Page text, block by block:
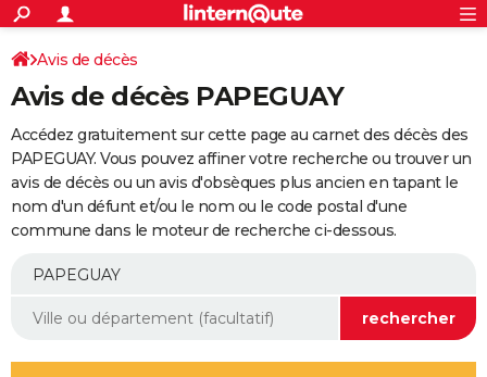
ACTUALITÉS
Politique
Société
Faits Divers
Education
Monde
Villes
+
SPORT
Coupe du monde 2026
Football
Tennis
Cyclisme
Rugby
Forum
Programme TV
TNT
Streaming
Cinéma
Sorties cinéma
Musique
+
FINANCE
Retraite
Epargne
Immobilier
Risques naturels par ville
Banque
Assurance
AUTO
Essais
Réserver un essai
Citadines
Berlines
SUV
Forum auto
+
Mobiles
Meilleur smartphone
Internet
Ordinateurs
Jeux vidéo
Guide high-tech
Aménagement intérieur
Avis de décès
Avis de décès PAPEGUAY
Accédez gratuitement sur cette page au carnet des décès des
PAPEGUAY. Vous pouvez affiner votre recherche ou trouver un
avis de décès ou un avis d'obsèques plus ancien en tapant le
nom d'un défunt et/ou le nom ou le code postal d'une
commune dans le moteur de recherche ci-dessous.